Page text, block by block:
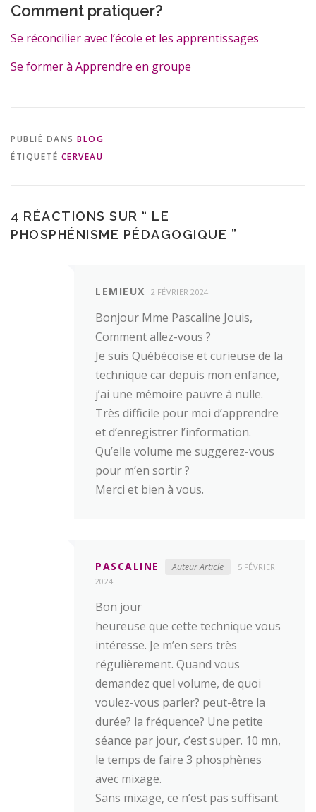
Comment pratiquer?
Se réconcilier avec l’école et les apprentissages
Se former à Apprendre en groupe
PUBLIÉ DANS BLOG
ÉTIQUETÉ CERVEAU
4 RÉACTIONS SUR “ LE
PHOSPHÉNISME PÉDAGOGIQUE ”
LEMIEUX 2 FÉVRIER 2024
Bonjour Mme Pascaline Jouis,
Comment allez-vous ?
Je suis Québécoise et curieuse de la
technique car depuis mon enfance,
j’ai une mémoire pauvre à nulle.
Très difficile pour moi d’apprendre
et d’enregistrer l’information.
Qu’elle volume me suggerez-vous
pour m’en sortir ?
Merci et bien à vous.
PASCALINE Auteur Article
5 FÉVRIER
2024
Bon jour
heureuse que cette technique vous
intéresse. Je m’en sers très
régulièrement. Quand vous
demandez quel volume, de quoi
voulez-vous parler? peut-être la
durée? la fréquence? Une petite
séance par jour, c’est super. 10 mn,
le temps de faire 3 phosphènes
avec mixage.
Sans mixage, ce n’est pas suffisant.